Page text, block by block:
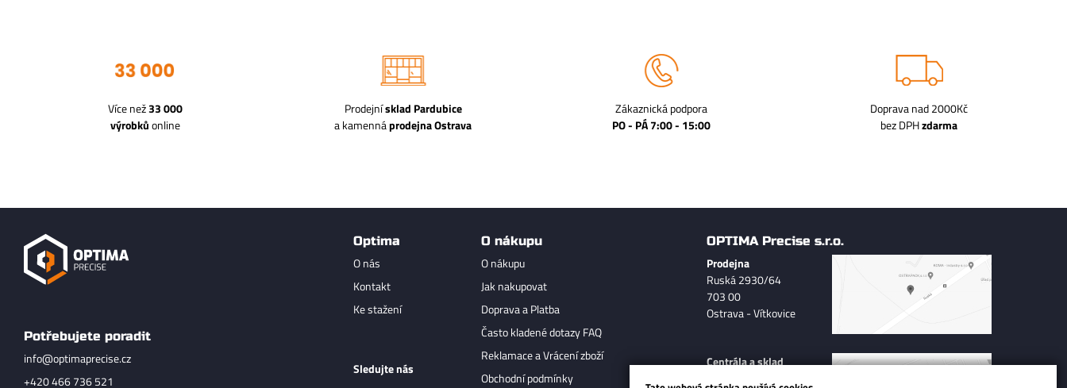
Více než33 000
výrobkůonline
Prodejnísklad Pardubice
a kamennáprodejna Ostrava
Zákaznická podpora
PO - PÁ 7:00 - 15:00
Doprava nad 2000Kč
bez DPHzdarma
Optima
O nás
Kontakt
Ke stažení
O nákupu
O nákupu
Jak nakupovat
Doprava a Platba
Často kladené dotazy FAQ
Reklamace a Vrácení zboží
Obchodní podmínky
OPTIMA Precise s.r.o.
Prodejna
Ruská 2930/64
703 00
Ostrava - Vítkovice
Centrála a sklad
Potřebujete poradit
info@optimaprecise.cz
+420 466 736 521
Sledujte nás